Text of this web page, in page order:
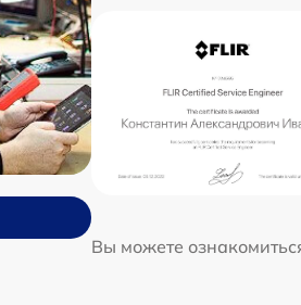
Вы можете